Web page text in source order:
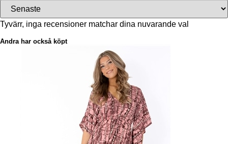
Tyvärr, inga recensioner matchar dina nuvarande val
Andra har också köpt